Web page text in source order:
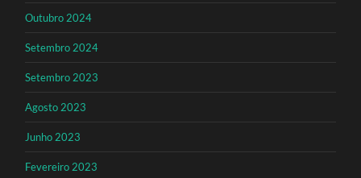
Outubro 2024
Setembro 2024
Setembro 2023
Agosto 2023
Junho 2023
Fevereiro 2023